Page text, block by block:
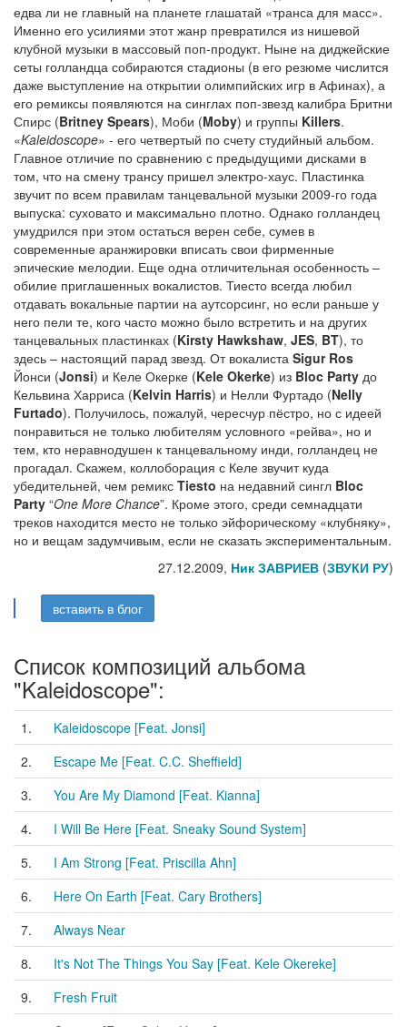
едва ли не главный на планете глашатай «транса для масс».
Именно его усилиями этот жанр превратился из нишевой
клубной музыки в массовый поп-продукт. Ныне на диджейские
сеты голландца собираются стадионы (в его резюме числится
даже выступление на открытии олимпийских игр в Афинах), а
его ремиксы появляются на синглах поп-звезд калибра Бритни
Спирс (Britney Spears), Моби (Moby) и группы Killers.
«Kaleidoscope» - его четвертый по счету студийный альбом.
Главное отличие по сравнению с предыдущими дисками в
том, что на смену трансу пришел электро-хаус. Пластинка
звучит по всем правилам танцевальной музыки 2009-го года
выпуска: суховато и максимально плотно. Однако голландец
умудрился при этом остаться верен себе, сумев в
современные аранжировки вписать свои фирменные
эпические мелодии. Еще одна отличительная особенность –
обилие приглашенных вокалистов. Тиесто всегда любил
отдавать вокальные партии на аутсорсинг, но если раньше у
него пели те, кого часто можно было встретить и на других
танцевальных пластинках (Kirsty Hawkshaw, JES, BT), то
здесь – настоящий парад звезд. От вокалиста Sigur Ros
Йонси (Jonsi) и Келе Окерке (Kele Okerke) из Bloc Party до
Кельвина Харриса (Kelvin Harris) и Нелли Фуртадо (Nelly
Furtado). Получилось, пожалуй, чересчур пёстро, но с идеей
понравиться не только любителям условного «рейва», но и
тем, кто неравнодушен к танцевальному инди, голландец не
прогадал. Скажем, коллоборация с Келе звучит куда
убедительней, чем ремикс Tiesto на недавний сингл Bloc
Party “One More Chance”. Кроме этого, среди семнадцати
треков находится место не только эйфорическому «клубняку»,
но и вещам задумчивым, если не сказать экспериментальным.
27.12.2009, Ник ЗАВРИЕВ (ЗВУКИ РУ)
вставить в блог
Список композиций альбома
"Kaleidoscope":
1.
Kaleidoscope [Feat. Jonsi]
2.
Escape Me [Feat. C.C. Sheffield]
3.
You Are My Diamond [Feat. Kianna]
4.
I Will Be Here [Feat. Sneaky Sound System]
5.
I Am Strong [Feat. Priscilla Ahn]
6.
Here On Earth [Feat. Cary Brothers]
7.
Always Near
8.
It's Not The Things You Say [Feat. Kele Okereke]
9.
Fresh Fruit